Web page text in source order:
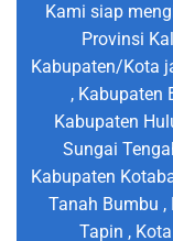
Kami siap
Provinsi
Kabupaten/Kota
, Kabupaten
Kabupaten
Sungai
Kabupaten
Tanah Bumbu ,
Tapin ,